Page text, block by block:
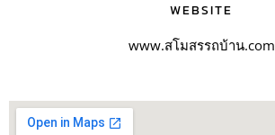
WEBSITE
www.สโมสรรถบ้าน.com